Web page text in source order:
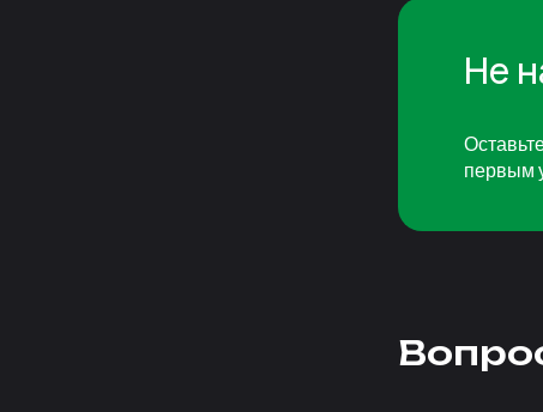
Не
первым